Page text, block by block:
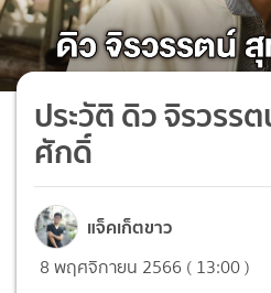
ประวัติ ดิว จิรวร
ศักดิ์
แจ็คเก็ตขาว
8 พฤศจิกายน 2566 ( 13:00 )